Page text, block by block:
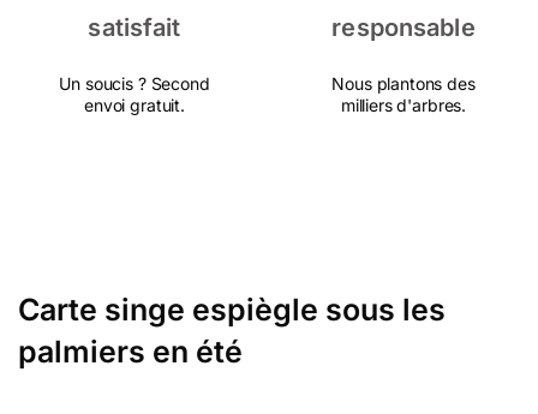
satisfait
Un soucis ? Second
envoi gratuit.
responsable
Nous plantons des
milliers d'arbres.
Carte singe espiègle sous les
palmiers en été